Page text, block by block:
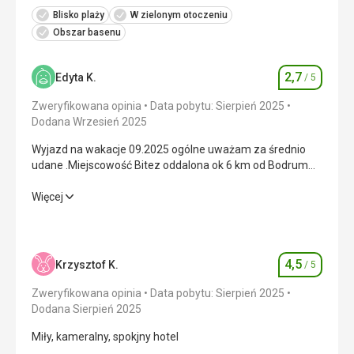
Blisko plaży
W zielonym otoczeniu
Obszar basenu
Edyta K. Ocena
2,7 / 5
Zweryfikowana opinia
Data pobytu: Sierpień 2025
Dodana Wrzesień 2025
Wyjazd na wakacje 09.2025 ogólne uważam za średnio
udane .Miejscowość Bitez oddalona ok 6 km od Bodrum
Wyjazd na wakacje 09.2025 ogólne uważam za średnio
Wyżywienie 3,0/ 5
Zakwaterowanie
Więcej
Krzysztof K. Ocena
4,5 / 5
Zweryfikowana opinia
Data pobytu: Sierpień 2025
Dodana Sierpień 2025
Miły, kameralny, spokjny hotel